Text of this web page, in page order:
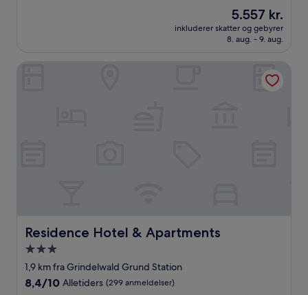
anmeldelser)
Prisen
er
5.557 kr.
5.557 kr.
inkluderer skatter og gebyrer
8. aug. - 9. aug.
Residence Hotel & Apartments
Residence Hotel & Apartments
3.0-
stjernet
overnatningssted
1,9 km fra Grindelwald Grund Station
8.4
8,4/10 Alletiders (299 anmeldelser)